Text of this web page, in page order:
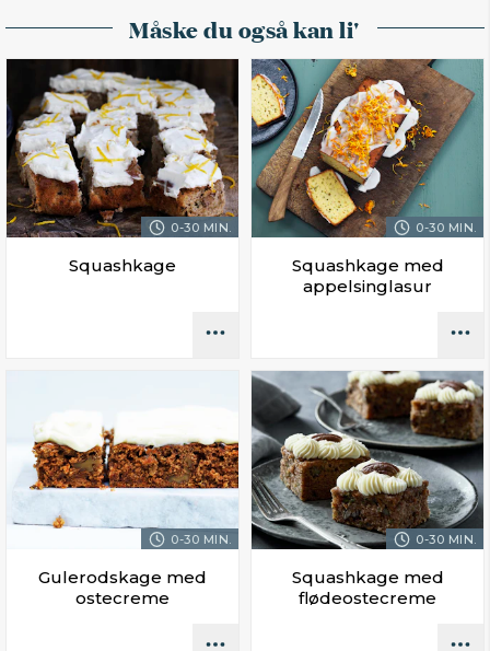
Måske du også kan li'
0-30 MIN.
Squashkage
0-30 MIN.
Squashkage med
appelsinglasur
0-30 MIN.
Gulerodskage med
ostecreme
0-30 MIN.
Squashkage med
flødeostecreme